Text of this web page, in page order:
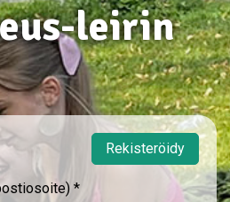
leirin
Rekisteröidy
*